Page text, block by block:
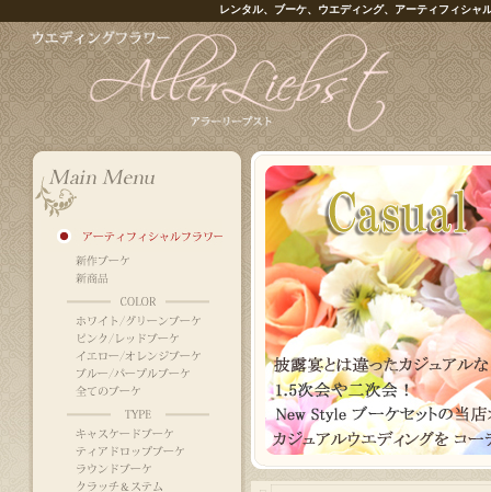
レンタル、ブーケ、ウエディング、アーティフィシャ